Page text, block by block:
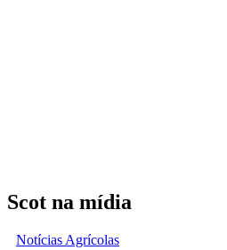
Scot na mídia
Notícias Agrícolas